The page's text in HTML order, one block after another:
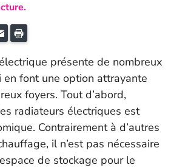
E-mail
présente de nombreux
en font une option attrayante
foyers. Tout d’abord,
radiateurs électriques est
Contrairement à d’autres
il n’est pas nécessaire
de stockage pour le